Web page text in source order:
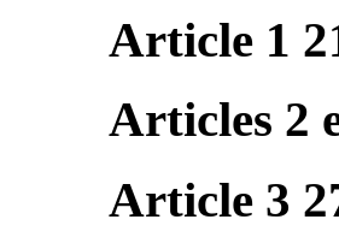
Article 1
Articles 2
Article 3